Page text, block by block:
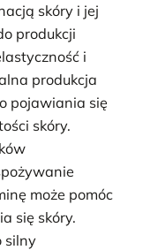
skóry i jej
produkcji
i
produkcja
pojawiania się
skóry.
może pomóc
się skóry.
silny